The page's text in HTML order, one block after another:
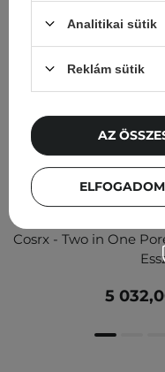
AKCIÓ
Cosrx - Two in One
5
Analitikai sütik
Reklám sütik
AZ